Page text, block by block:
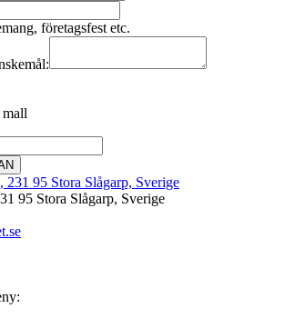
företagsfest etc.
mall
95 Stora Slågarp, Sverige